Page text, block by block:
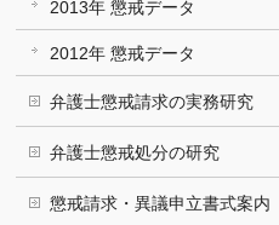
2013年 懲戒データ
2012年 懲戒データ
弁護士懲戒請求の実務研究
弁護士懲戒処分の研究
懲戒請求・異議申立書式案内